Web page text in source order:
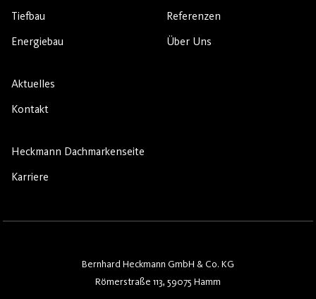
Tiefbau
Energiebau
Referenzen
Über Uns
Aktuelles
Kontakt
Heckmann Dachmarkenseite
Karriere
Bernhard Heckmann GmbH & Co. KG
Römerstraße 113, 59075 Hamm